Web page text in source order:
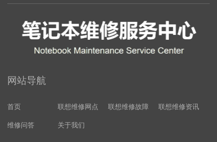
网站导航
首页 联想维修网点 联想维修故障 联想维修资讯
维修问答 关于我们